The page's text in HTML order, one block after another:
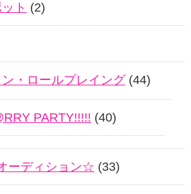
ト (2)
・ロールプレイング(44)
PARTY!!!!! (40)
ーディション☆ (33)